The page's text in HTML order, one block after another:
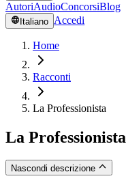
AutoriAudioConcorsiBlog
Italiano Accedi
Home
Racconti
La Professionista
La Professionista
Nascondi descrizione